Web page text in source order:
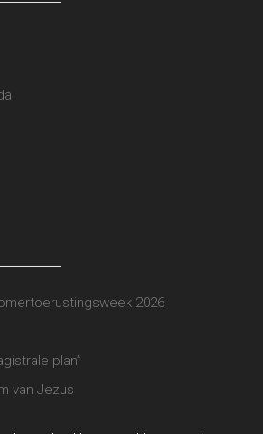
2026
plan”
van Jezus